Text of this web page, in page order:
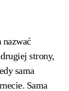
strony,
sama
Sama